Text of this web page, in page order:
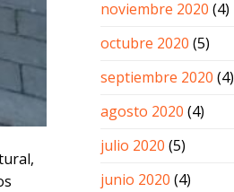
noviembre 2020 (4)
octubre 2020 (5)
septiembre 2020 (4)
agosto 2020 (4)
julio 2020 (5)
junio 2020 (4)